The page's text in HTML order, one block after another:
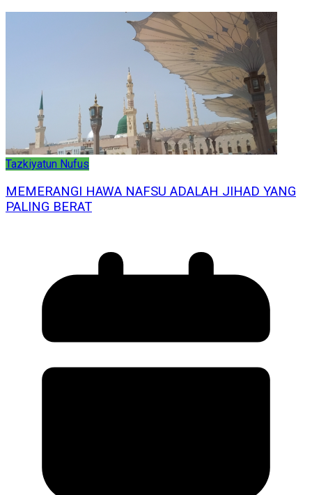
Tazkiyatun Nufus
MEMERANGI HAWA NAFSU ADALAH JIHAD YANG
PALING BERAT